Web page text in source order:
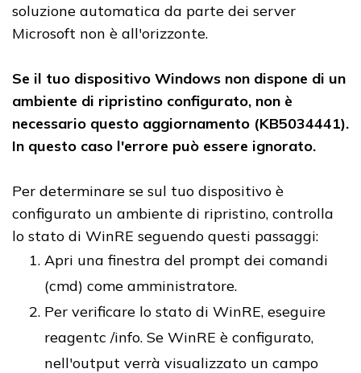
soluzione automatica da parte dei server
Microsoft non è all'orizzonte.
Se il tuo dispositivo Windows non dispone di un
ambiente di ripristino configurato, non è
necessario questo aggiornamento (KB5034441).
In questo caso l'errore può essere ignorato.
Per determinare se sul tuo dispositivo è
configurato un ambiente di ripristino, controlla
lo stato di WinRE seguendo questi passaggi:
Apri una finestra del prompt dei comandi
(cmd) come amministratore.
Per verificare lo stato di WinRE, eseguire
reagentc /info. Se WinRE è configurato,
nell'output verrà visualizzato un campo